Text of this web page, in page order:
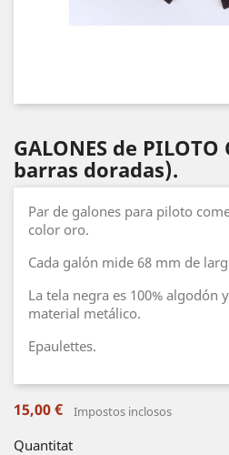
GALONES de PILOTO
barras doradas).
Par de galones para piloto
color oro.
Cada galón mide 68 mm de
La tela negra es 100% algodón
material metálico.
Epaulettes.
15,00 € Impostos inclosos
Quantitat